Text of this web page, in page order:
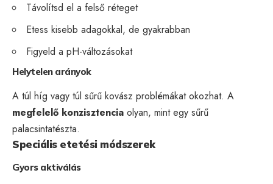
Távolítsd el a felső réteget
Etess kisebb adagokkal, de gyakrabban
Figyeld a pH-változásokat
Helytelen arányok
A túl híg vagy túl sűrű kovász problémákat okozhat. A
megfelelő konzisztencia olyan, mint egy sűrű
palacsintatészta.
Speciális etetési módszerek
Gyors aktiválás